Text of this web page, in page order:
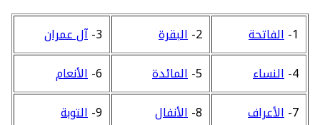
1- الفاتحة 2- البقرة 3- آل عمران
4- النساء 5- المائدة 6- الأنعام
7- الأعراف 8- الأنفال 9- التوبة